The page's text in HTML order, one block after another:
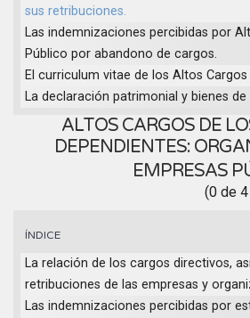
sus retribuciones.
Las indemnizaciones percibidas por
Público por abandono de cargos.
El curriculum vitae de los Altos
La declaración patrimonial y bienes
ALTOS CARGOS DE
DEPENDIENTES:
EMPRESAS
(0 de
ÍNDICE
La relación de los cargos directivos,
retribuciones de las empresas y
Las indemnizaciones percibidas por